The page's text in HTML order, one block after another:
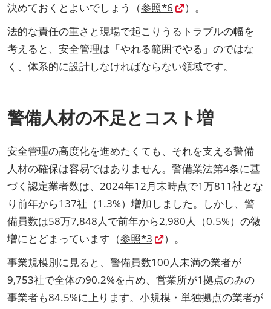
決めておくとよいでしょう（参照*6
）。
法的な責任の重さと現場で起こりうるトラブルの幅を
考えると、安全管理は「やれる範囲でやる」のではな
く、体系的に設計しなければならない領域です。
警備人材の不足とコスト増
安全管理の高度化を進めたくても、それを支える警備
人材の確保は容易ではありません。警備業法第4条に基
づく認定業者数は、2024年12月末時点で1万811社とな
り前年から137社（1.3%）増加しました。しかし、警
備員数は58万7,848人で前年から2,980人（0.5%）の微
増にとどまっています（参照*3
）。
事業規模別に見ると、警備員数100人未満の業者が
9,753社で全体の90.2%を占め、営業所が1拠点のみの
事業者も84.5%に上ります。小規模・単独拠点の業者が